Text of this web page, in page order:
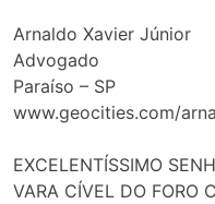
Arnaldo Xavier Júnior
Advogado
Paraíso – SP
www.geocities.com/
EXCELENTÍSSIMO
VARA CÍVEL DO FORO